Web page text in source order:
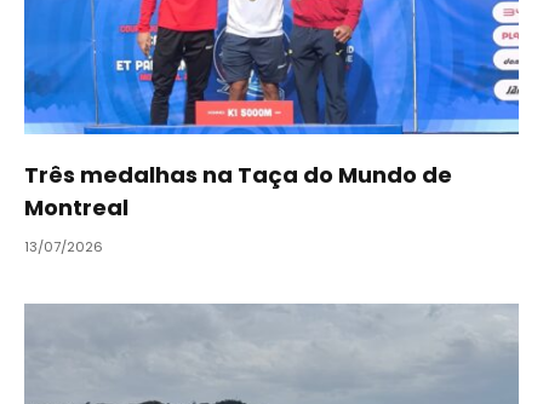
Três medalhas na Taça do Mundo de
Montreal
13/07/2026